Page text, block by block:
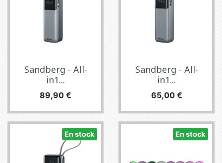
Sandberg - All-
in1...
Precio
89,90 €
Sandberg - All-
in1...
Precio
65,00 €
En stock En stock